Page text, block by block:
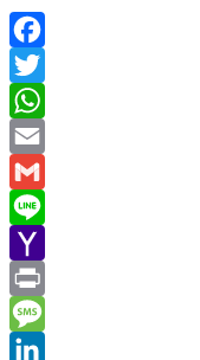
Facebook
Twitter
WhatsApp
Email
Gmail
Line
Yahoo
Mail
Print
Message